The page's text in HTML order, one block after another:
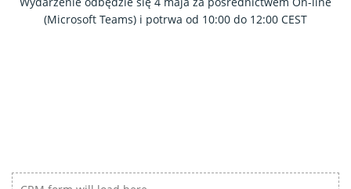
(Microsoft Teams) i potrwa od 10:00 do 12:00 CEST